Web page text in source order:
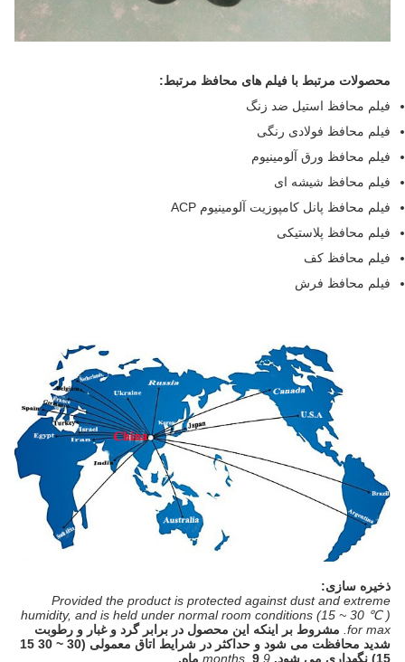
محصولات مرتبط با فیلم های محافظ مرتبط:
فیلم محافظ استیل ضد زنگ
فیلم محافظ فولادی رنگی
فیلم محافظ ورق آلومینیوم
فیلم محافظ شیشه ای
فیلم محافظ پانل کامپوزیت آلومینیوم ACP
فیلم محافظ پلاستیکی
فیلم محافظ کف
فیلم محافظ فرش
ذخیره سازی:
Provided the product is protected against dust and extreme
humidity, and is held under normal room conditions (15 ~ 30 ℃ )
for max.
مشروط بر اینکه این محصول در برابر گرد و غبار و رطوبت
شدید محافظت می شود و حداکثر در شرایط اتاق معمولی (30 ~ 30 15
15) نگهداری می شود.
9 months. 9 ماه.